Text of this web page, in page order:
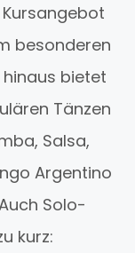
besonderen
hinaus bietet
Tänzen
Salsa,
Argentino
Solo-
kurz: